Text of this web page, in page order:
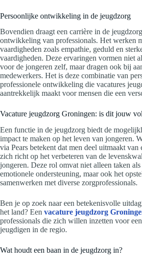
Persoonlijke ontwikkeling in de jeugdzorg
Bovendien draagt een carrière in de
ontwikkeling van professionals. Het werken
vaardigheden zoals empathie, geduld en
vaardigheden. Deze ervaringen vormen niet
voor de jongeren zelf, maar dragen ook bij
medewerkers. Het is deze combinatie van
professionele ontwikkeling die vacatures
aantrekkelijk maakt voor mensen die een
Vacature jeugdzorg Groningen: is dit jouw
Een functie in de jeugdzorg biedt de
impact te maken op het leven van jongeren.
via Pears betekent dat men deel uitmaakt van
zich richt op het verbeteren van de
jongeren. Deze rol omvat niet alleen taken
emotionele ondersteuning, maar ook het
samenwerken met diverse zorgprofessionals.
Ben je op zoek naar een betekenisvolle
het land? Een vacature jeugdzorg
professionals die zich willen inzetten voor
jeugdigen in de regio.
Wat houdt een baan in de jeugdzorg in?